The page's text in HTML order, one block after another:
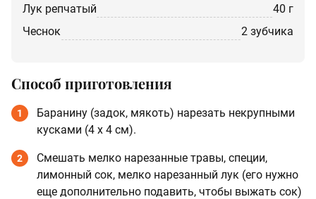
лук репчатый
40 г
чеснок
2 зубчика
Способ приготовления
1
Баранину (задок, мякоть) нарезать некрупными
кусками (4 х 4 см).
2
Смешать мелко нарезанные травы, специи,
лимонный сок, мелко нарезанный лук (его нужно
еще дополнительно подавить, чтобы выжать сок)